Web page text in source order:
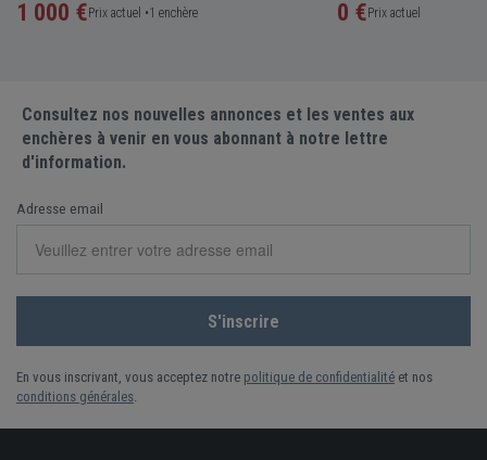
1 000 €Prix actuel •1 enchère 0 €Prix actuel
Consultez nos nouvelles annonces et les ventes aux
enchères à venir en vous abonnant à notre lettre
d'information.
Adresse email
En vous inscrivant, vous acceptez notre politique de confidentialité et nos
conditions générales